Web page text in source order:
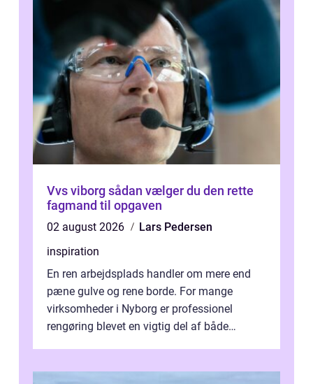
Vvs viborg sådan vælger du den rette
fagmand til opgaven
02 august 2026
Lars Pedersen
inspiration
En ren arbejdsplads handler om mere end
pæne gulve og rene borde. For mange
virksomheder i Nyborg er professionel
rengøring blevet en vigtig del af både